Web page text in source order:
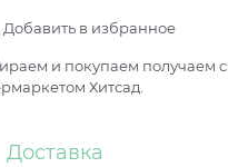
Добавить в избранное
и покупаем получаем
Хитсад.
Доставка